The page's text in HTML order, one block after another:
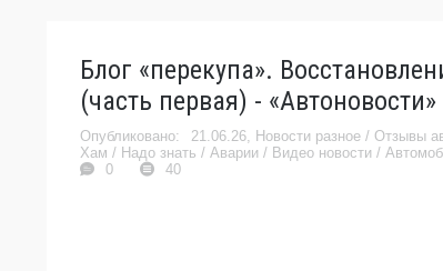
Блог «перекупа».
(часть первая) - «Автоновости»
21.06.26, Новости разное / Отзывы
Хам / Надо знать / Аварии / Видео новости /
0
40